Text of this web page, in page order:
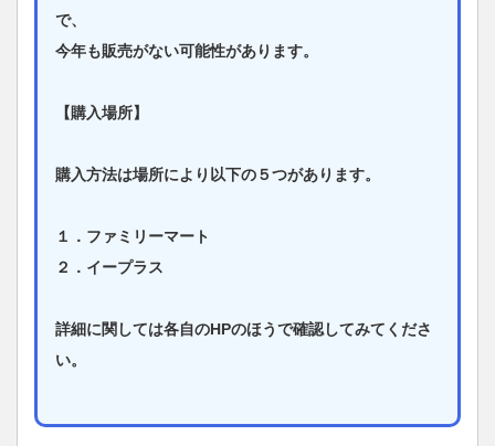
で、
今年も販売がない可能性があります。
【購入場所】
購入方法は場所により以下の５つがあります。
１．ファミリーマート
２．イープラス
詳細に関しては各自のHPのほうで確認してみてくださ
い。